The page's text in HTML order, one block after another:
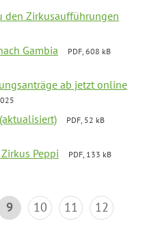
den Zirkusaufführungen
Gambia
PDF, 608 kB
ab jetzt online
PDF, 52 kB
Peppi
PDF, 133 kB
9 10 11
12